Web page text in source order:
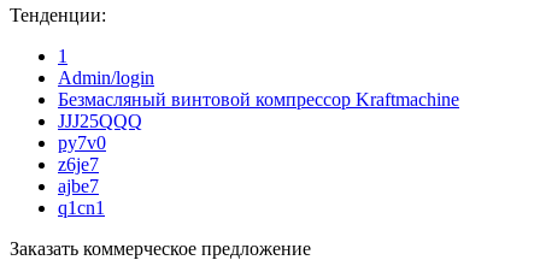
Тенденции:
1
Admin/login
Безмасляный винтовой компрессор Kraftmaсhine
JJJ25QQQ
py7v0
z6je7
ajbe7
q1cn1
Заказать коммерческое предложение